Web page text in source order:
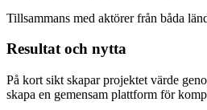
Tillsammans med aktörer från båda
Resultat och nytta
På kort sikt skapar projektet värde
skapa en gemensam plattform för